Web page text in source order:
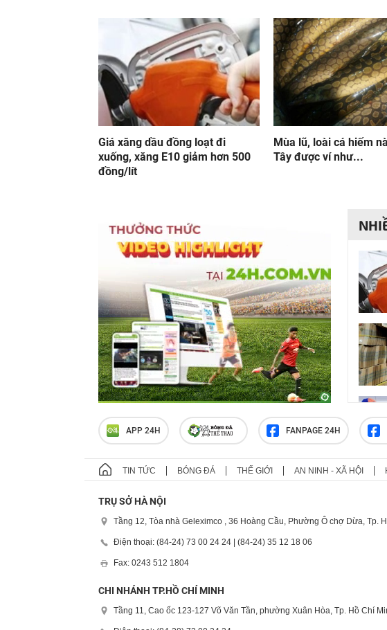
Giá xăng dầu đồng loạt đi
xuống, xăng E10 giảm hơn 500
đồng/lít
Mùa lũ, loài cá hiếm
Tây được ví như...
APP 24H FANPAGE 24H
TIN TỨC BÓNG ĐÁ THẾ GIỚI AN NINH - XÃ HỘI
TRỤ SỞ HÀ NỘI
Tầng 12, Tòa nhà Geleximco , 36 Hoàng Cầu, Phường Ô chợ Dừa, Tp.
Điện thoại: (84-24) 73 00 24 24 | (84-24) 35 12 18 06
Fax: 0243 512 1804
CHI NHÁNH TP.HỒ CHÍ MINH
Tầng 11, Cao ốc 123-127 Võ Văn Tần, phường Xuân Hòa, Tp. Hồ Chí